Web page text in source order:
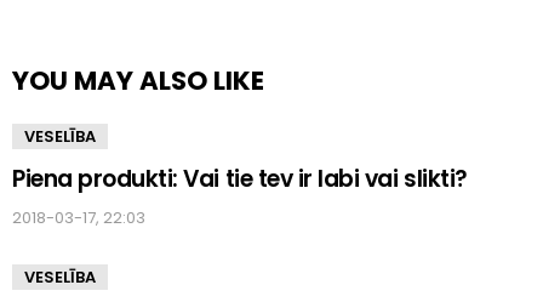
YOU MAY ALSO LIKE
VESELĪBA
Piena produkti: Vai tie tev ir labi vai slikti?
2018-03-17, 22:03
VESELĪBA